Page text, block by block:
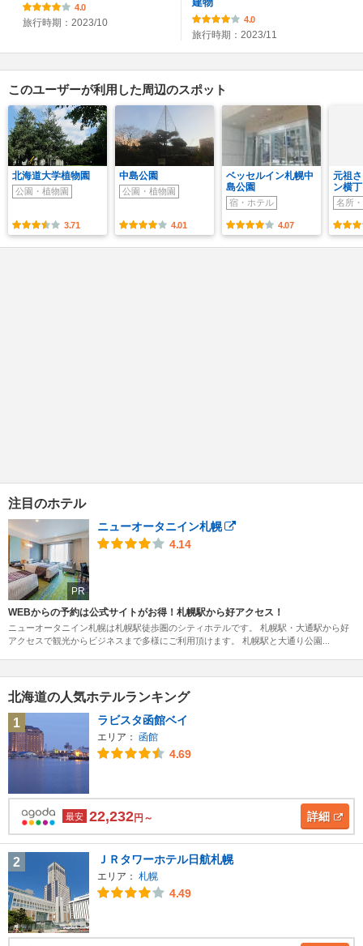
4.0
旅行時期：2023/10 4.0
旅行時期：2023/11
このユーザーが利用した周辺のスポット
北海道大学植物園
公園・植物園
3.71
中島公園
公園・植物園
4.01
ベッセルイン札幌中
島公園
宿・ホテル
4.07
元祖
ン横丁
名所
注目のホテル
PR
ニューオータニイン札幌
4.14
WEBからの予約は公式サイトがお得！札幌駅から好アクセス！
ニューオータニイン札幌は札幌駅徒歩圏のシティホテルです。 札幌駅・大通駅から好
アクセスで観光からビジネスまで多様にご利用頂けます。 札幌駅と大通り公園...
北海道の人気ホテルランキング
1
ラビスタ函館ベイ
エリア： 函館
4.69
最安 22,232円～ 詳細
2 ＪＲタワーホテル日航札幌
エリア： 札幌
4.49